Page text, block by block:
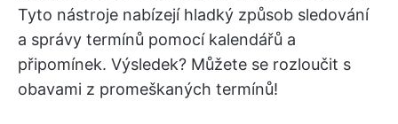
Tyto nástroje nabízejí hladký způsob sledování
a správy termínů pomocí kalendářů a
připomínek. Výsledek? Můžete se rozloučit s
obavami z promeškaných termínů!